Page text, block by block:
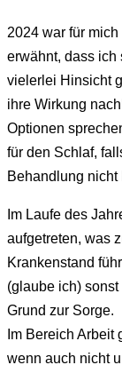
2024 war für
erwähnt, dass ich
vielerlei Hinsicht
ihre Wirkung
Optionen
für den Schlaf,
Behandlung nicht
Im Laufe des
aufgetreten, was
Krankenstand
(glaube ich)
Grund zur Sorge.
Im Bereich
wenn auch nicht